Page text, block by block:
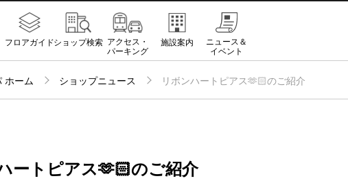
フロアガイドショップ検索 アクセス・
パーキング
施設案内
ニュース＆
イベント
ホーム ショップニュース リボンハートピアス🫶🏻のご紹介
ートピアス🫶🏻のご紹介